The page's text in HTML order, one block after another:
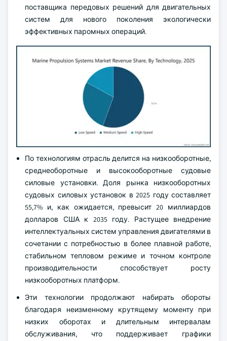
поставщика передовых решений для двигательных
систем для нового поколения экологически
эффективных паромных операций.
По технологиям отрасль делится на низкооборотные,
среднеоборотные и высокооборотные судовые
силовые установки. Доля рынка низкооборотных
судовых силовых установок в 2025 году составляет
55,7% и, как ожидается, превысит 20 миллиардов
долларов США к 2035 году. Растущее внедрение
интеллектуальных систем управления двигателями в
сочетании с потребностью в более плавной работе,
стабильном тепловом режиме и точном контроле
производительности способствует росту
низкооборотных платформ.
Эти технологии продолжают набирать обороты
благодаря неизменному крутящему моменту при
низких оборотах и длительным интервалам
обслуживания, что поддерживает графики